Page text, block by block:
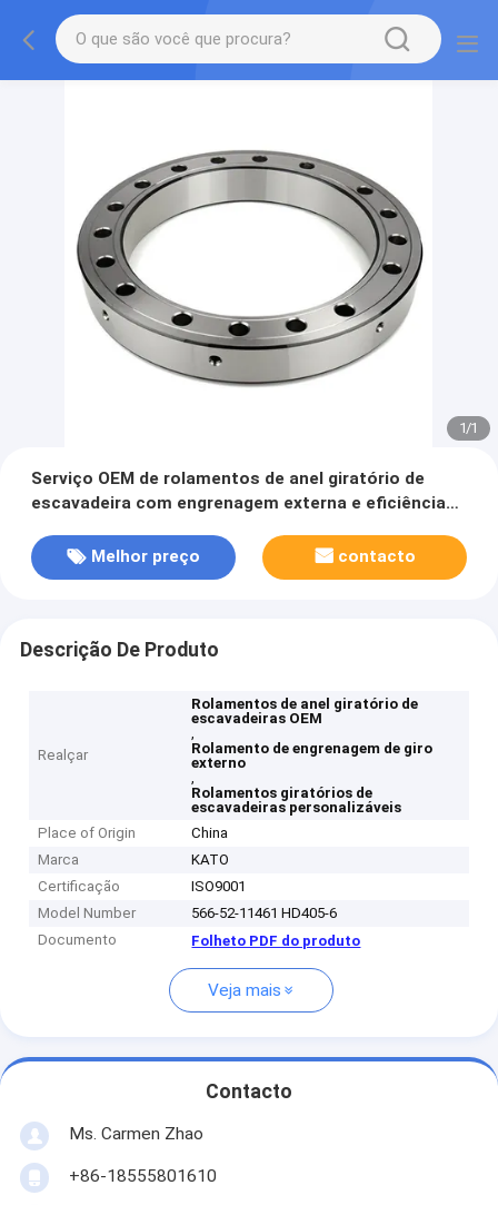
1/1
Serviço OEM de rolamentos de anel giratório de
escavadeira com engrenagem externa e eficiência
Melhor preço
contacto
Descrição De Produto
Realçar
Rolamentos de anel giratório de
escavadeiras OEM
,
Rolamento de engrenagem de giro
externo
,
Rolamentos giratórios de
escavadeiras personalizáveis
Place of Origin
China
Marca
KATO
Certificação
ISO9001
Model Number
566-52-11461 HD405-6
Documento
Folheto PDF do produto
Veja mais
Contacto
Ms. Carmen Zhao
+86-18555801610